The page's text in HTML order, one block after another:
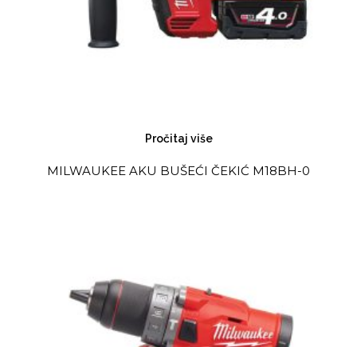
Pročitaj više
MILWAUKEE AKU BUŠEĆI ČEKIĆ M18BH-0